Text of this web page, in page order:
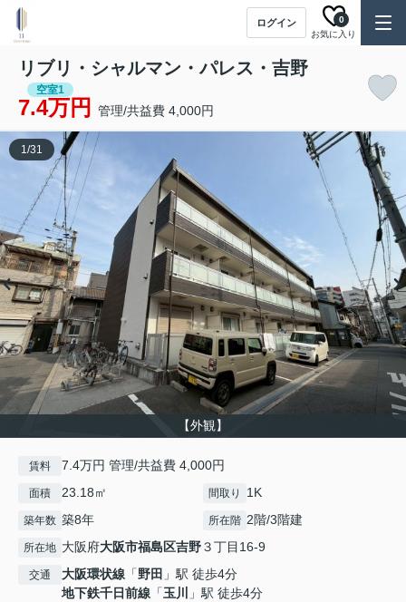
ログイン
お気に入り
0
リブリ・シャルマン・パレス・吉野
空室1
7.4万円 管理/共益費 4,000円
【外観】
1/31
賃料 7.4万円 管理/共益費 4,000円
面積 23.18㎡ 間取り 1K
築年数 築8年 所在階 2階/3階建
所在地 大阪府大阪市福島区吉野３丁目16-9
交通 大阪環状線 「野田 」駅 徒歩4分
地下鉄千日前線 「玉川
」駅 徒歩4分